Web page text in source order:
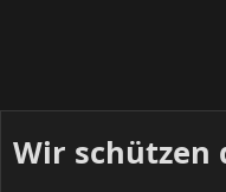
Wir schützen